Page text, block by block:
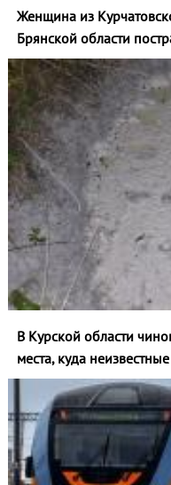
Женщина из
Брянской области
В Курской области
места, куда